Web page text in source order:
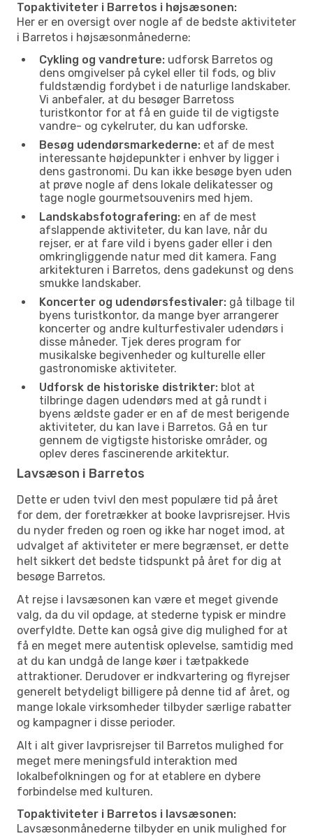
Topaktiviteter i Barretos i højsæsonen:
Her er en oversigt over nogle af de bedste aktiviteter
i Barretos i højsæsonmånederne:
Cykling og vandreture: udforsk Barretos og
dens omgivelser på cykel eller til fods, og bliv
fuldstændig fordybet i de naturlige landskaber.
Vi anbefaler, at du besøger Barretoss
turistkontor for at få en guide til de vigtigste
vandre- og cykelruter, du kan udforske.
Besøg udendørsmarkederne: et af de mest
interessante højdepunkter i enhver by ligger i
dens gastronomi. Du kan ikke besøge byen uden
at prøve nogle af dens lokale delikatesser og
tage nogle gourmetsouvenirs med hjem.
Landskabsfotografering: en af de mest
afslappende aktiviteter, du kan lave, når du
rejser, er at fare vild i byens gader eller i den
omkringliggende natur med dit kamera. Fang
arkitekturen i Barretos, dens gadekunst og dens
smukke landskaber.
Koncerter og udendørsfestivaler: gå tilbage til
byens turistkontor, da mange byer arrangerer
koncerter og andre kulturfestivaler udendørs i
disse måneder. Tjek deres program for
musikalske begivenheder og kulturelle eller
gastronomiske aktiviteter.
Udforsk de historiske distrikter: blot at
tilbringe dagen udendørs med at gå rundt i
byens ældste gader er en af de mest berigende
aktiviteter, du kan lave i Barretos. Gå en tur
gennem de vigtigste historiske områder, og
oplev deres fascinerende arkitektur.
Lavsæson i Barretos
Dette er uden tvivl den mest populære tid på året
for dem, der foretrækker at booke lavprisrejser. Hvis
du nyder freden og roen og ikke har noget imod, at
udvalget af aktiviteter er mere begrænset, er dette
helt sikkert det bedste tidspunkt på året for dig at
besøge Barretos.
At rejse i lavsæsonen kan være et meget givende
valg, da du vil opdage, at stederne typisk er mindre
overfyldte. Dette kan også give dig mulighed for at
få en meget mere autentisk oplevelse, samtidig med
at du kan undgå de lange køer i tætpakkede
attraktioner. Derudover er indkvartering og flyrejser
generelt betydeligt billigere på denne tid af året, og
mange lokale virksomheder tilbyder særlige rabatter
og kampagner i disse perioder.
Alt i alt giver lavprisrejser til Barretos mulighed for
meget mere meningsfuld interaktion med
lokalbefolkningen og for at etablere en dybere
forbindelse med kulturen.
Topaktiviteter i Barretos i lavsæsonen:
Lavsæsonmånederne tilbyder en unik mulighed for